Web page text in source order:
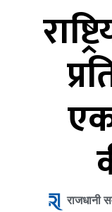
राजधानी